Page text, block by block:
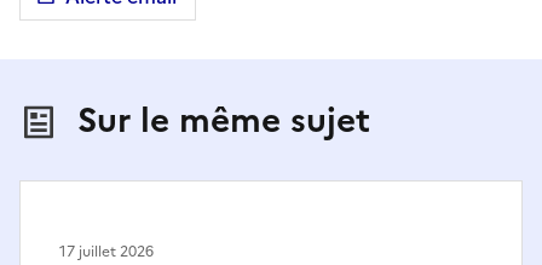
Sur le même sujet
17 juillet 2026